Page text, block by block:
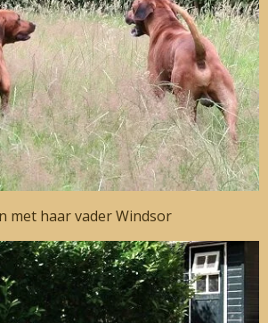
met haar vader Windsor